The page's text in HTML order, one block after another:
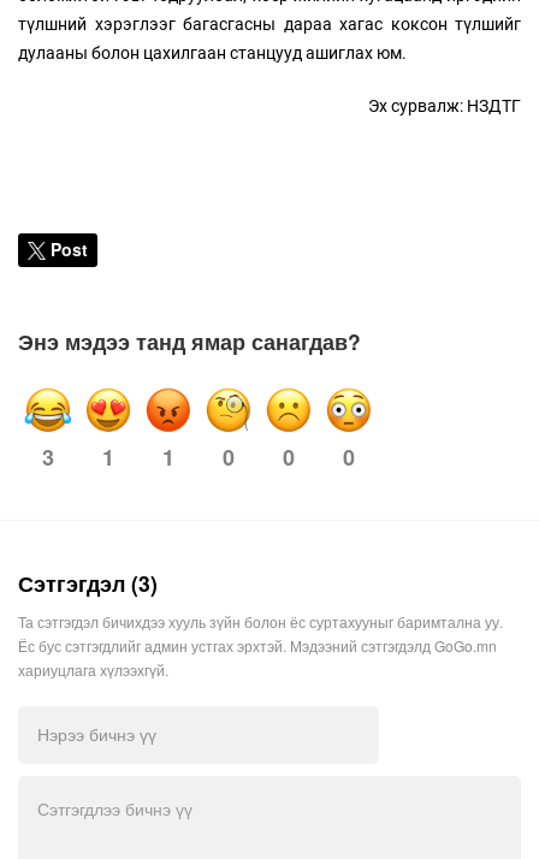
түлшний хэрэглээг багасгасны дараа хагас коксон түлшийг
дулааны болон цахилгаан станцууд ашиглах юм.
Эх сурвалж: НЗДТГ
Post
Энэ мэдээ танд ямар санагдав?
3 1 1 0 0 0
Сэтгэгдэл (3)
Та сэтгэгдэл бичихдээ хууль зүйн болон ёс суртахууныг баримтална уу.
Ёс бус сэтгэгдлийг админ устгах эрхтэй. Мэдээний сэтгэгдэлд GoGo.mn
хариуцлага хүлээхгүй.